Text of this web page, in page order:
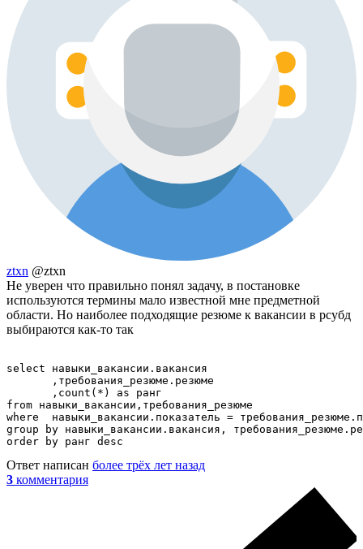
ztxn @ztxn
Не уверен что правильно понял задачу, в постановке
используются термины мало известной мне предметной
области. Но наиболее подходящие резюме к вакансии в рсубд
выбираются как-то так
select навыки_вакансии.вакансия
       ,требования_резюме.резюме
       ,count(*) as ранг
from навыки_вакансии,требования_резюме
where  навыки_вакансии.показатель =
group by навыки_вакансии.вакансия,
Ответ написан более трёх лет назад
3 комментария